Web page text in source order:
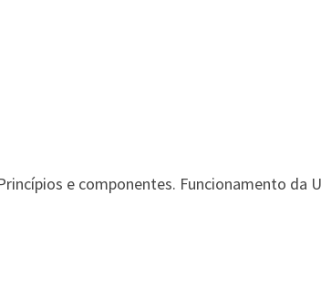
e componentes. Funcionamento da